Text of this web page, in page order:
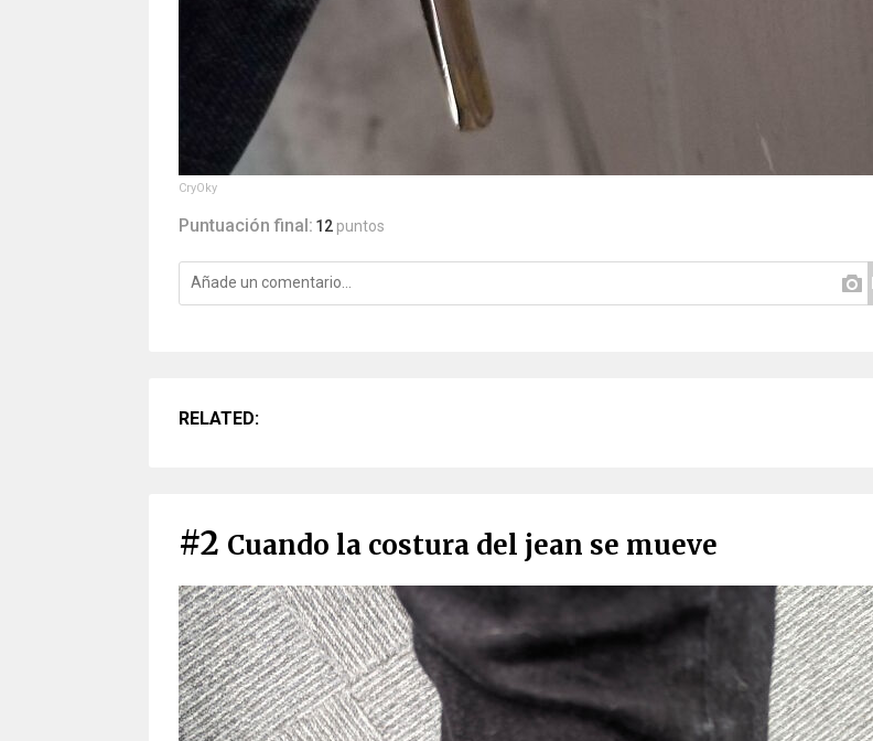
CryOky
Puntuación final: 12 puntos
RELATED:
#2 Cuando la costura del jean se mueve